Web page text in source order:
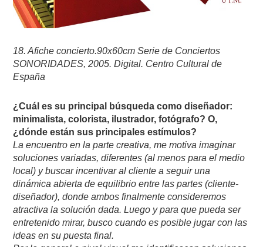
18. Afiche concierto.90x60cm Serie de Conciertos
SONORIDADES, 2005. Digital. Centro Cultural de
España
¿Cuál es su principal búsqueda como diseñador:
minimalista, colorista, ilustrador, fotógrafo? O,
¿dónde están sus principales estímulos?
La encuentro en la parte creativa, me motiva imaginar
soluciones variadas, diferentes (al menos para el medio
local) y buscar incentivar al cliente a seguir una
dinámica abierta de equilibrio entre las partes (cliente-
diseñador), donde ambos finalmente consideremos
atractiva la solución dada. Luego y para que pueda ser
entretenido mirar, busco cuando es posible jugar con las
ideas en su puesta final.